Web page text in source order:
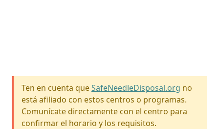
Ten en cuenta queSafeNeedleDisposal.org no
está afiliado con estos centros o programas.
Comunícate directamente con el centro para
confirmar el horario y los requisitos.